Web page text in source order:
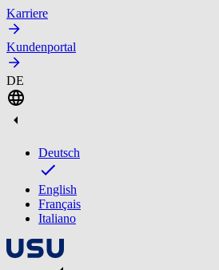
Karriere
Kundenportal
DE
Deutsch
English
Français
Italiano